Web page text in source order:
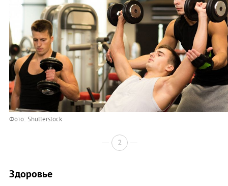
Фото: Shutterstock
2
Здоровье